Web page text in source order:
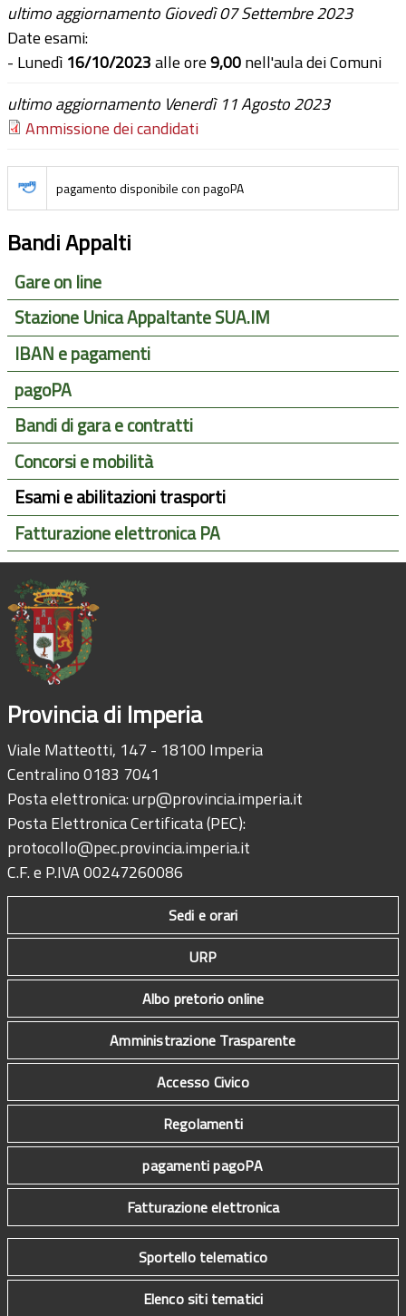
ultimo aggiornamento Giovedì 07 Settembre 2023
Date esami:
- Lunedì 16/10/2023alle ore9,00nell'aula dei Comuni
ultimo aggiornamento Venerdì 11 Agosto 2023
Ammissione dei candidati
pagamento disponibile con pagoPA
Bandi Appalti
Gare on line
Stazione Unica Appaltante SUA.IM
IBAN e pagamenti
pagoPA
Bandi di gara e contratti
Concorsi e mobilità
Esami e abilitazioni trasporti
Fatturazione elettronica PA
Provincia di Imperia
Viale Matteotti, 147 - 18100 Imperia
Centralino 0183 7041
Posta elettronica:urp@provincia.imperia.it
Posta Elettronica Certificata (PEC):
protocollo@pec.provincia.imperia.it
C.F. e P.IVA 00247260086
Sedi e orari
URP
Albo pretorio online
Amministrazione Trasparente
Accesso Civico
Regolamenti
pagamenti pagoPA
Fatturazione elettronica
Sportello telematico
Elenco siti tematici